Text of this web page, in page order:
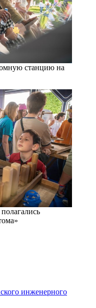
станцию на
инженерного